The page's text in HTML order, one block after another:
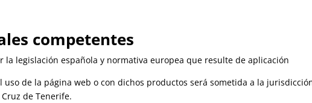
competentes
legislación española y normativa europea que resulte de aplicación
de la página web o con dichos productos será sometida a la
de Tenerife.